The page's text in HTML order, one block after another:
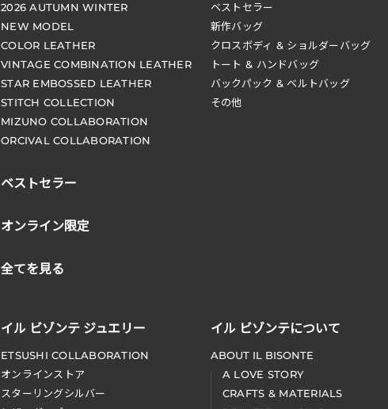
2026 AUTUMN WINTER
NEW MODEL
COLOR LEATHER
VINTAGE COMBINATION LEATHER
STAR EMBOSSED LEATHER
STITCH COLLECTION
MIZUNO COLLABORATION
ORCIVAL COLLABORATION
ベストセラー
オンライン限定
全てを見る
ベストセラー
新作バッグ
クロスボディ & ショルダーバッグ
トート & ハンドバッグ
バックパック & ベルトバッグ
その他
イル ビゾンテ ジュエリー
ETSUSHI COLLABORATION
オンラインストア
スターリングシルバー
イル ビゾンテについて
ABOUT IL BISONTE
A LOVE STORY
CRAFTS & MATERIALS